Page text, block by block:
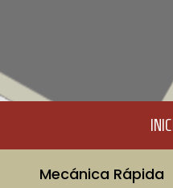
Mecánica Rápida